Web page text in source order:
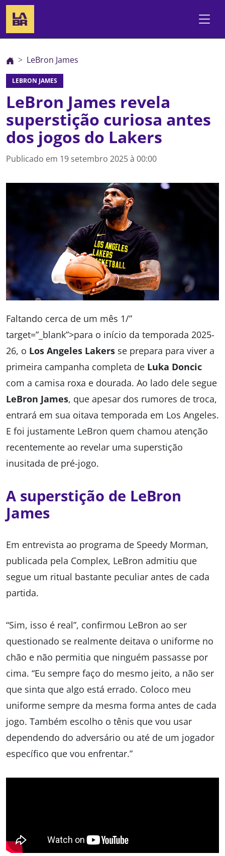
LeBron James
LEBRON JAMES
LeBron James revela
superstição curiosa antes
dos jogos do Lakers
Publicado em 19 setembro 2025 à 00:00
Faltando cerca de um mês 1/”
target=”_blank”>para o início da temporada 2025-
26, o Los Angeles Lakers se prepara para viver a
primeira campanha completa de Luka Doncic
com a camisa roxa e dourada. Ao lado dele segue
LeBron James, que apesar dos rumores de troca,
entrará em sua oitava temporada em Los Angeles.
E foi justamente LeBron quem chamou atenção
recentemente ao revelar uma superstição
inusitada de pré-jogo.
A superstição de LeBron
James
Em entrevista ao programa de Speedy Morman,
publicada pela Complex, LeBron admitiu que
segue um ritual bastante peculiar antes de cada
partida.
“Sim, isso é real”, confirmou LeBron ao ser
questionado se realmente deitava o uniforme no
chão e não permitia que ninguém passasse por
cima. “Eu sempre faço do mesmo jeito, a não ser
que sinta que algo está errado. Coloco meu
uniforme sempre da mesma forma antes de cada
jogo. Também escolho o tênis que vou usar
dependendo do adversário ou até de um jogador
específico que vou enfrentar.”